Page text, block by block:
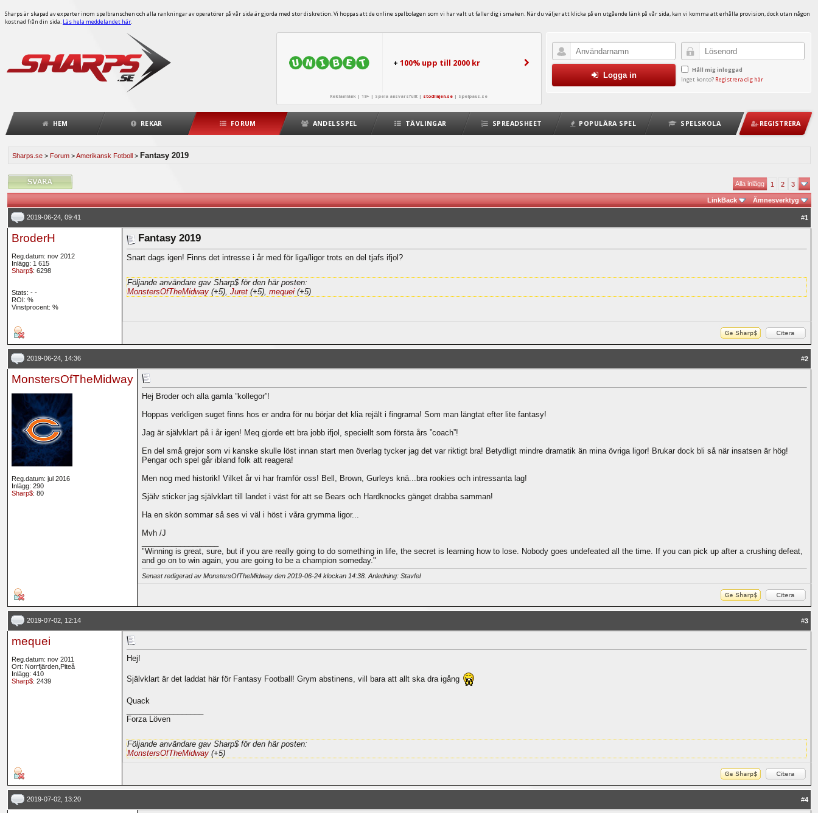
Sharps är skapad av experter inom spelbranschen och alla rankningar av operatörer på vår sida är gjorda med stor diskretion. Vi hoppas att de online spelbolagen som vi har valt ut faller dig i smaken. När du väljer att klicka på en utgående länk på vår sida, kan vi komma att erhålla provision, dock utan någon
kostnad från din sida. Läs hela meddelandet här.
+ 100% upp till 2000 kr
Reklamlänk | 18+ | Spela ansvarsfullt | stodlinjen.se | Spelpaus.se
Håll mig inloggad
Inget konto? Registrera dig här
Logga in
HEM REKAR FORUM ANDELSSPEL TÄVLINGAR SPREADSHEET POPULÄRA SPEL SPELSKOLA REGISTRERA
Sharps.se > Forum >Amerikansk Fotboll > Fantasy 2019
Alla inlägg 1 2 3
LinkBack Ämnesverktyg
2019-06-24, 09:41 #1
BroderH
Reg.datum: nov 2012
Inlägg: 1 615
Sharp$: 6298
Stats: - -
ROI: %
Vinstprocent: %
Fantasy 2019
Snart dags igen! Finns det intresse i år med för liga/ligor trots en del tjafs ifjol?
Följande användare gav Sharp$ för den här posten:
MonstersOfTheMidway(+5), Juret(+5), mequei(+5)
2019-06-24, 14:36 #2
MonstersOfTheMidway
Reg.datum: jul 2016
Inlägg: 290
Sharp$: 80
Hej Broder och alla gamla ”kollegor”!
Hoppas verkligen suget finns hos er andra för nu börjar det klia rejält i fingrarna! Som man längtat efter lite fantasy!
Jag är självklart på i år igen! Meq gjorde ett bra jobb ifjol, speciellt som första års ”coach”!
En del små grejor som vi kanske skulle löst innan start men överlag tycker jag det var riktigt bra! Betydligt mindre dramatik än mina övriga ligor! Brukar dock bli så när insatsen är hög!
Pengar och spel går ibland folk att reagera!
Men nog med historik! Vilket år vi har framför oss! Bell, Brown, Gurleys knä...bra rookies och intressanta lag!
Själv sticker jag självklart till landet i väst för att se Bears och Hardknocks gänget drabba samman!
Ha en skön sommar så ses vi väl i höst i våra grymma ligor...
Mvh /J
"Winning is great, sure, but if you are really going to do something in life, the secret is learning how to lose. Nobody goes undefeated all the time. If you can pick up after a crushing defeat,
and go on to win again, you are going to be a champion someday."
Senast redigerad av MonstersOfTheMidway den 2019-06-24 klockan 14:38. Anledning: Stavfel
2019-07-02, 12:14 #3
mequei
Reg.datum: nov 2011
Ort: Norrfjärden,Piteå
Inlägg: 410
Sharp$: 2439
Hej!
Självklart är det laddat här för Fantasy Football! Grym abstinens, vill bara att allt ska dra igång
Quack
Forza Löven
Följande användare gav Sharp$ för den här posten:
MonstersOfTheMidway(+5)
2019-07-02, 13:20 #4